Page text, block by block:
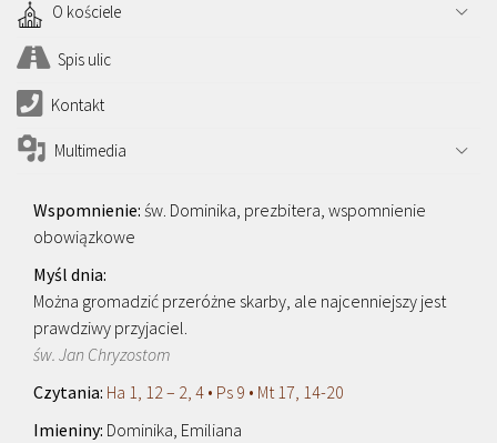
O kościele
Spis ulic
Kontakt
Multimedia
św. Dominika, prezbitera, wspomnienie
obowiązkowe
Można gromadzić przeróżne skarby, ale najcenniejszy jest
prawdziwy przyjaciel.
św. Jan Chryzostom
Ha 1, 12 – 2, 4 • Ps 9 • Mt 17, 14-20
Dominika, Emiliana